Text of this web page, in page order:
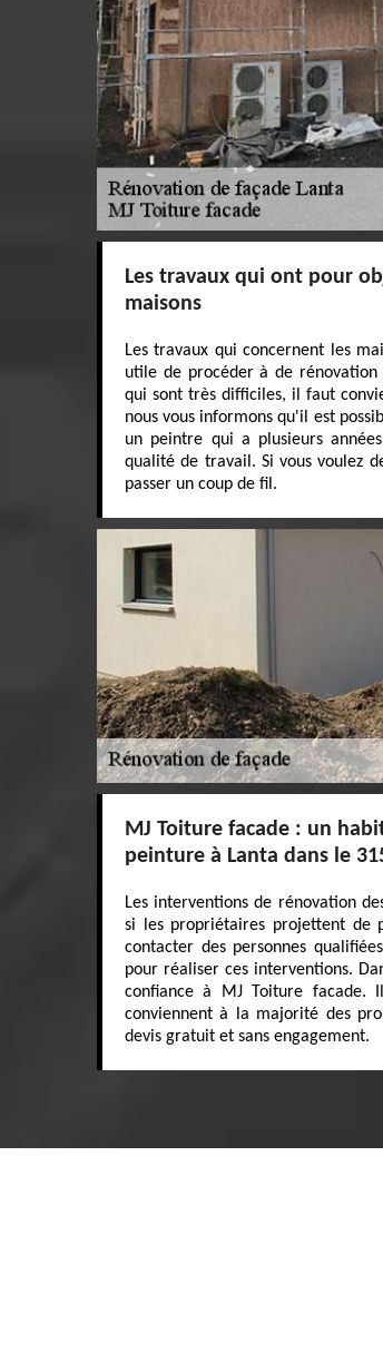
Les travaux qui ont pour
maisons
Les travaux qui concernent les
utile de procéder à de
qui sont très difficiles, il faut
nous vous informons qu'il est
un peintre qui a plusieurs
qualité de travail. Si vous voulez
passer un coup de fil.
MJ Toiture facade : un
peinture à Lanta dans le
Les interventions de rénovation
si les propriétaires projettent de
contacter des personnes
pour réaliser ces interventions.
confiance à MJ Toiture facade.
conviennent à la majorité des
devis gratuit et sans engagement.